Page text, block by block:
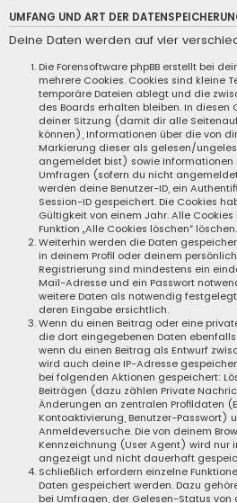
UMFANG UND ART DER
Deine Daten werden auf vier
Die Forensoftware phpBB erstellt bei
mehrere Cookies. Cookies sind kleine
temporäre Dateien ablegt und die
des Boards erhalten bleiben. In diesen
deiner Sitzung (damit dir alle
können), Informationen über die von
Markierung dieser als gelesen/
angemeldet bist) sowie Informationen
Umfragen (sofern du nicht
werden deine Benutzer-ID, ein
Session-ID gespeichert. Die Cookies
Gültigkeit von einem Jahr. Alle
Funktion „Alle Cookies löschen“ löschen.
Weiterhin werden die Daten
in deinem Profil oder deinem
Registrierung sind mindestens ein
Mail-Adresse und ein Passwort
weitere Daten als notwendig
deren Eingabe ersichtlich.
Wenn du einen Beitrag oder eine
die dort eingegebenen Daten
wenn du einen Beitrag als Entwurf
wird auch deine IP-Adresse
bei folgenden Aktionen gespeichert:
Beiträgen (dazu zählen Private
Änderungen an zentralen Profildaten
Kontoaktivierung, Benutzer-Passwort)
Anmeldeversuche. Die von deinem
Kennzeichnung (User Agent) wird nur
angezeigt und nicht dauerhaft
Schließlich erfordern einzelne
Daten gespeichert werden. Dazu
bei Umfragen, der Gelesen-Status